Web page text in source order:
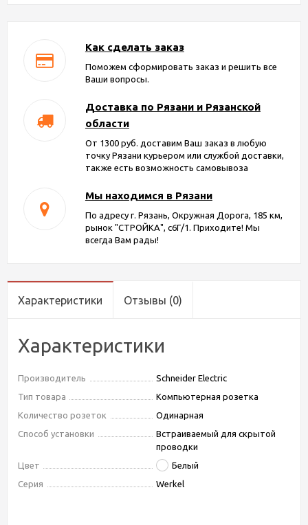
Как сделать заказ
Поможем сформировать заказ и решить все
Ваши вопросы.
Доставка по Рязани и Рязанской
области
От 1300 руб. доставим Ваш заказ в любую
точку Рязани курьером или службой доставки,
также есть возможность самовывоза
Мы находимся в Рязани
По адресу г. Рязань, Окружная Дорога, 185 км,
рынок "СТРОЙКА", с6Г/1. Приходите! Мы
всегда Вам рады!
Характеристики Отзывы (0)
Характеристики
Производитель
Schneider Electric
Тип товара
Компьютерная розетка
Количество розеток
Одинарная
Способ установки
Встраиваемый для скрытой
проводки
Цвет
Белый
Серия
Werkel